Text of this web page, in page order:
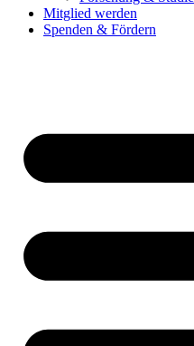
Mitglied werden
Spenden & Fördern